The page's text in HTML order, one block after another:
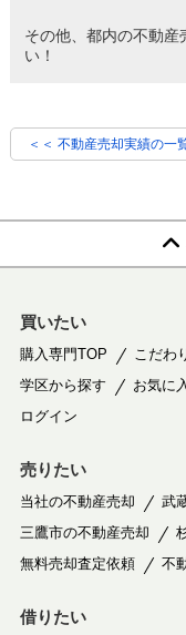
その他、都内の不動産
い！
＜＜ 不動産売却実績の一
買いたい
購入専門TOP こだわ
学区から探す
お気に
ログイン
売りたい
当社の不動産売却
武
三鷹市の不動産売却
無料売却査定依頼
不
借りたい